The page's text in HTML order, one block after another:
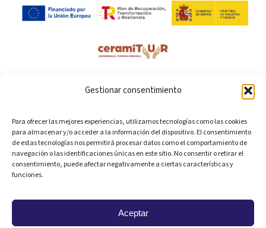
Gestionar consentimiento
Para ofrecer las mejores experiencias, utilizamos tecnologías como las cookies
para almacenar y/o acceder a la información del dispositivo. El consentimiento
de estas tecnologías nos permitirá procesar datos como el comportamiento de
navegación o las identificaciones únicas en este sitio. No consentir o retirar el
consentimiento, puede afectar negativamente a ciertas características y
funciones.
Aceptar